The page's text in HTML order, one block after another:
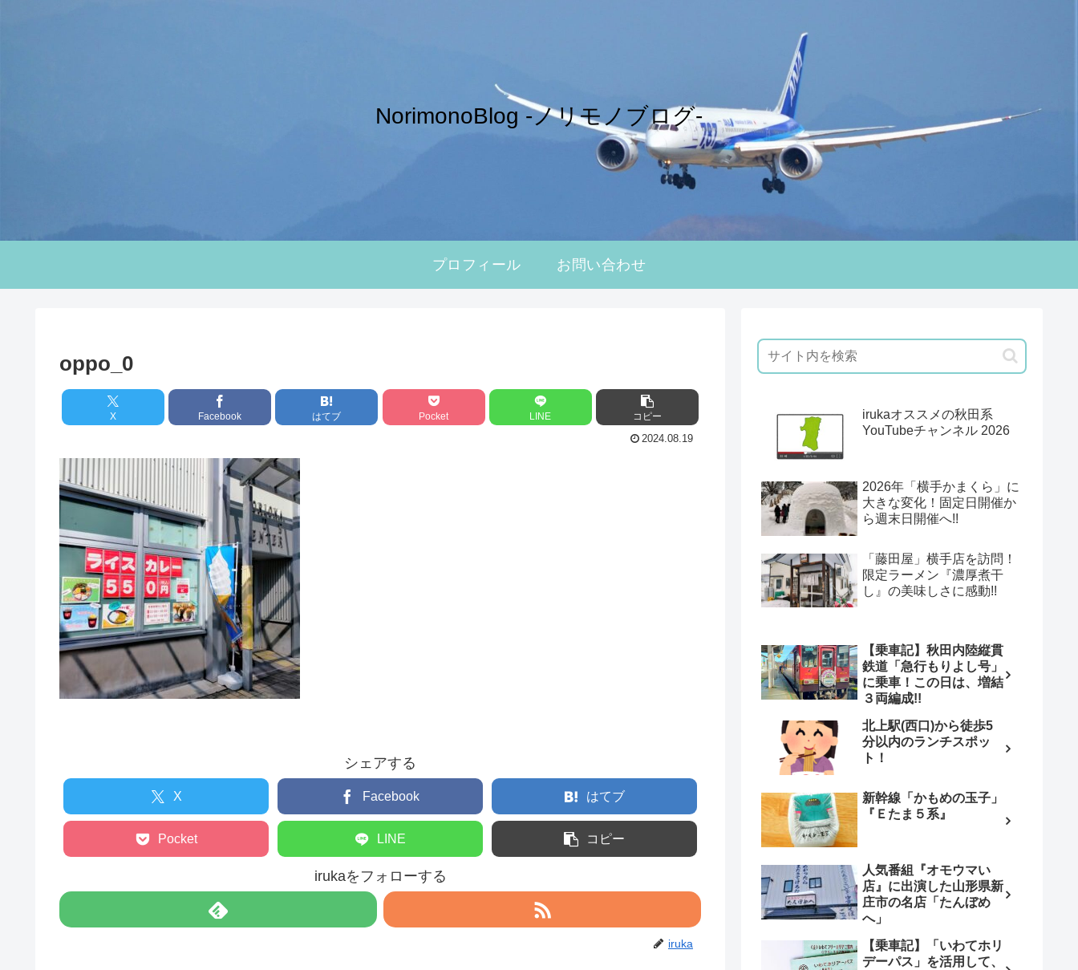
NorimonoBlog -ノリモノブログ-
プロフィール お問い合わせ
oppo_0
X Facebook はてブ Pocket LINE コピー
2024.08.19
シェアする
X Facebook はてブ
Pocket LINE コピー
irukaをフォローする
iruka
irukaオススメの秋田系
YouTubeチャンネル 2026
2026年「横手かまくら」に
大きな変化！固定日開催か
ら週末日開催へ!!
「藤田屋」横手店を訪問！
限定ラーメン『濃厚煮干
し』の美味しさに感動!!
【乗車記】秋田内陸縦貫
鉄道「急行もりよし号」
に乗車！この日は、増結
３両編成!!
北上駅(西口)から徒歩5
分以内のランチスポッ
ト！
新幹線「かもめの玉子」
『Ｅたま５系』
人気番組『オモウマい
店』に出演した山形県新
庄市の名店「たんぼめ
へ」
【乗車記】「いわてホリ
デーパス」を活用して、